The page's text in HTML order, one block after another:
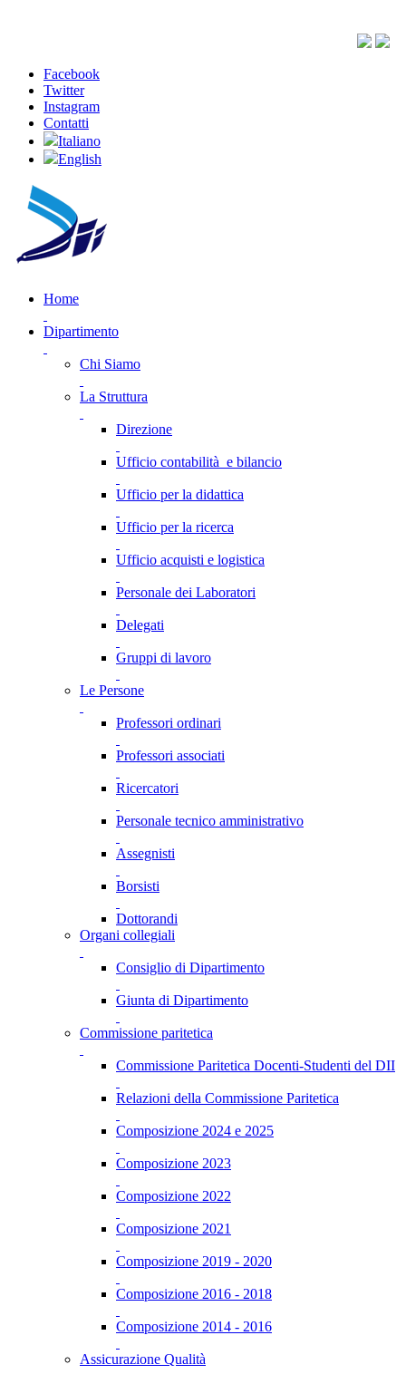
Facebook
Twitter
Instagram
Contatti
Italiano
English
Home
Dipartimento
Chi Siamo
La Struttura
Direzione
Ufficio contabilità e bilancio
Ufficio per la didattica
Ufficio per la ricerca
Ufficio acquisti e logistica
Personale dei Laboratori
Delegati
Gruppi di lavoro
Le Persone
Professori ordinari
Professori associati
Ricercatori
Personale tecnico amministrativo
Assegnisti
Borsisti
Dottorandi
Organi collegiali
Consiglio di Dipartimento
Giunta di Dipartimento
Commissione paritetica
Commissione Paritetica Docenti-Studenti del DII
Relazioni della Commissione Paritetica
Composizione 2024 e 2025
Composizione 2023
Composizione 2022
Composizione 2021
Composizione 2019 - 2020
Composizione 2016 - 2018
Composizione 2014 - 2016
Assicurazione Qualità